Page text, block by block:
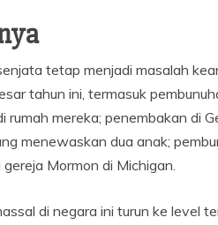
tetap menjadi masalah
tahun ini, termasuk
rumah mereka; penembakan di
menewaskan dua anak;
Mormon di Michigan.
di negara ini turun ke level